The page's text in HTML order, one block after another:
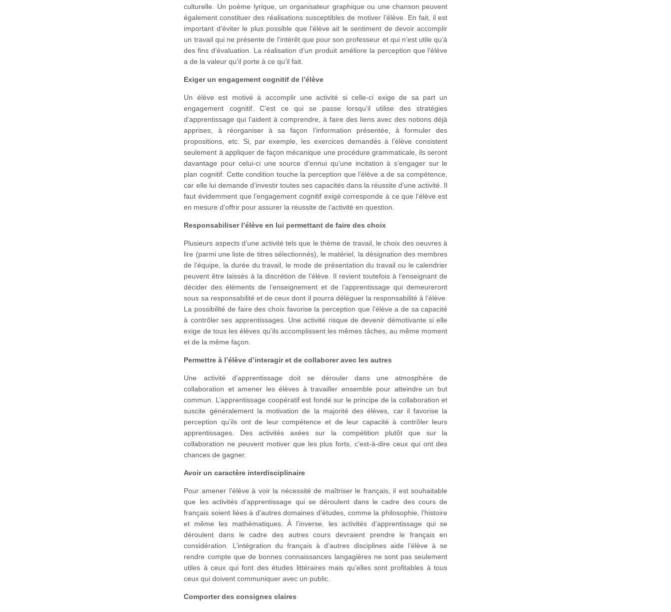
culturelle. Un poème lyrique, un organisateur graphique ou une chanson peuvent
également constituer des réalisations susceptibles de motiver l’élève. En fait, il est
important d’éviter le plus possible que l’élève ait le sentiment de devoir accomplir
un travail qui ne présente de l’intérêt que pour son professeur et qui n’est utile qu’à
des fins d’évaluation. La réalisation d’un produit améliore la perception que l’élève
a de la valeur qu’il porte à ce qu’il fait.
Exiger un engagement cognitif de l’élève
Un élève est motivé à accomplir une activité si celle-ci exige de sa part un
engagement cognitif. C’est ce qui se passe lorsqu’il utilise des stratégies
d’apprentissage qui l’aident à comprendre, à faire des liens avec des notions déjà
apprises, à réorganiser à sa façon l’information présentée, à formuler des
propositions, etc. Si, par exemple, les exercices demandés à l’élève consistent
seulement à appliquer de façon mécanique une procédure grammaticale, ils seront
davantage pour celui-ci une source d’ennui qu’une incitation à s’engager sur le
plan cognitif. Cette condition touche la perception que l’élève a de sa compétence,
car elle lui demande d’investir toutes ses capacités dans la réussite d’une activité. Il
faut évidemment que l’engagement cognitif exigé corresponde à ce que l’élève est
en mesure d’offrir pour assurer la réussite de l’activité en question.
Responsabiliser l’élève en lui permettant de faire des choix
Plusieurs aspects d’une activité tels que le thème de travail, le choix des oeuvres à
lire (parmi une liste de titres sélectionnés), le matériel, la désignation des membres
de l’équipe, la durée du travail, le mode de présentation du travail ou le calendrier
peuvent être laissés à la discrétion de l’élève. Il revient toutefois à l’enseignant de
décider des éléments de l’enseignement et de l’apprentissage qui demeureront
sous sa responsabilité et de ceux dont il pourra déléguer la responsabilité à l’élève.
La possibilité de faire des choix favorise la perception que l’élève a de sa capacité
à contrôler ses apprentissages. Une activité risque de devenir démotivante si elle
exige de tous les élèves qu’ils accomplissent les mêmes tâches, au même moment
et de la même façon.
Permettre à l’élève d’interagir et de collaborer avec les autres
Une activité d’apprentissage doit se dérouler dans une atmosphère de
collaboration et amener les élèves à travailler ensemble pour atteindre un but
commun. L’apprentissage coopératif est fondé sur le principe de la collaboration et
suscite généralement la motivation de la majorité des élèves, car il favorise la
perception qu’ils ont de leur compétence et de leur capacité à contrôler leurs
apprentissages. Des activités axées sur la compétition plutôt que sur la
collaboration ne peuvent motiver que les plus forts, c’est-à-dire ceux qui ont des
chances de gagner.
Avoir un caractère interdisciplinaire
Pour amener l’élève à voir la nécessité de maîtriser le français, il est souhaitable
que les activités d’apprentissage qui se déroulent dans le cadre des cours de
français soient liées à d’autres domaines d’études, comme la philosophie, l’histoire
et même les mathématiques. À l’inverse, les activités d’apprentissage qui se
déroulent dans le cadre des autres cours devraient prendre le français en
considération. L’intégration du français à d’autres disciplines aide l’élève à se
rendre compte que de bonnes connaissances langagières ne sont pas seulement
utiles à ceux qui font des études littéraires mais qu’elles sont profitables à tous
ceux qui doivent communiquer avec un public.
Comporter des consignes claires